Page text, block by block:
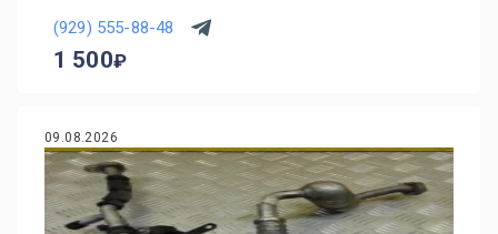
(929) 555-88-48
1 500
09.08.2026